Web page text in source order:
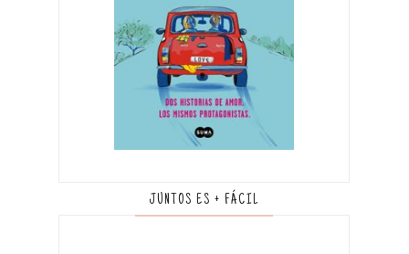
JUNTOS ES + FÁCIL